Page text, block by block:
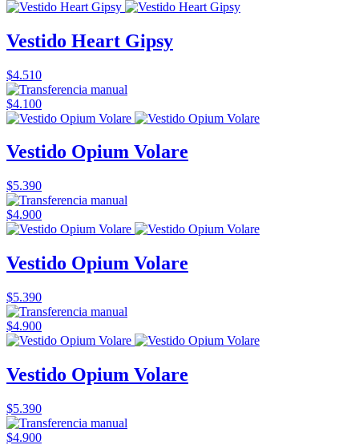
Vestido Heart Gipsy
$4.510
$4.100
Vestido Opium Volare
$5.390
$4.900
Vestido Opium Volare
$5.390
$4.900
Vestido Opium Volare
$5.390
$4.900